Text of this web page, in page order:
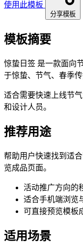
使用此模板
分享模板
模板摘要
惊蛰日签 是一款面向
于惊蛰、节气、春季
适合需要快速上线节
和设计人员。
推荐用途
帮助用户快速找到适
览成品页面。
活动推广方向的
适合手机端浏览
可直接预览模板
适用场景